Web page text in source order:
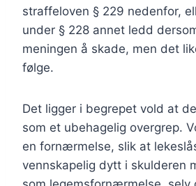
straffeloven § 229 nedenfor,
under § 228 annet ledd
meningen å skade, men det
følge.
Det ligger i begrepet vold at
som et ubehagelig overgrep.
en fornærmelse, slik at
vennskapelig dytt i skulderen